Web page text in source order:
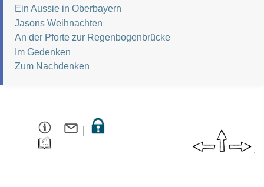
Ein Aussie in Oberbayern
Jasons Weihnachten
An der Pforte zur Regenbogenbrücke
Im Gedenken
Zum Nachdenken